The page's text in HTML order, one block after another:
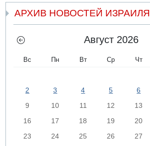
АРХИВ НОВОСТЕЙ ИЗРАИЛЯ
Август 2026
Вс Пн Вт Ср Чт
2
3 4 5 6
9
10 11 12 13
16
17 18 19 20
23
24 25 26 27